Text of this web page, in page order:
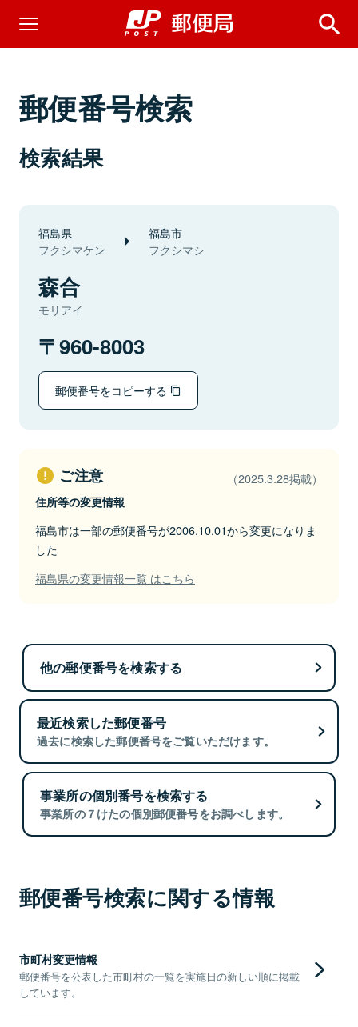
郵便番号検索
検索結果
福島県
フクシマケン
福島市
フクシマシ
森合
モリアイ
960-8003
郵便番号をコピーする
ご注意 （2025.3.28掲載）
住所等の変更情報
福島市は一部の郵便番号が2006.10.01から変更になりま
した
福島県の変更情報一覧 はこちら
他の郵便番号を検索する
最近検索した郵便番号
過去に検索した郵便番号をご覧いただけます。
事業所の個別番号を検索する
事業所の７けたの個別郵便番号をお調べします。
郵便番号検索に関する情報
市町村変更情報
郵便番号を公表した市町村の一覧を実施日の新しい順に掲載
しています。